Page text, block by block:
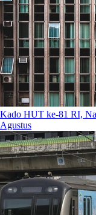
Kado HUT ke-81 RI,
Agustus